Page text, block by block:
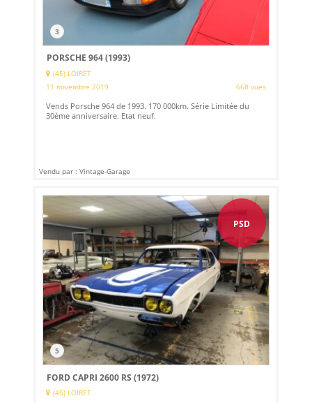
3
PORSCHE 964 (1993)
(45) LOIRET
11 novembre 2019
668 vues
Vends Porsche 964 de 1993. 170 000km. Série Limitée du
30ème anniversaire. Etat neuf.
Vendu par : Vintage-Garage
PSD
5
FORD CAPRI 2600 RS (1972)
(45) LOIRET